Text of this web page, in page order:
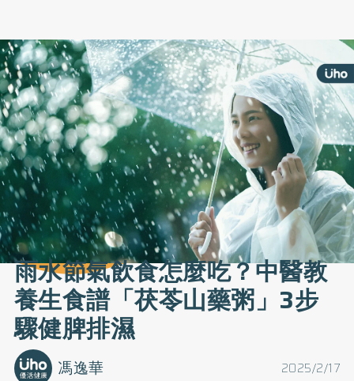
雨水節氣飲食怎麼吃？中醫教
養生食譜「茯苓山藥粥」3步
驟健脾排濕
2025/2/17
馮逸華